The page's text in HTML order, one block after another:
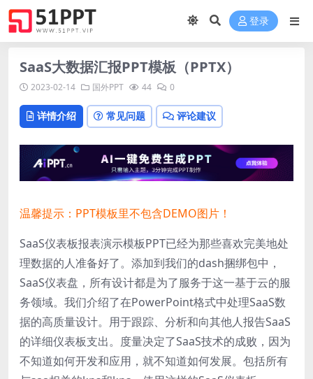
登录
SaaS大数据汇报PPT模板（PPTX）
2023-02-14 国外PPT 44 0
详情介绍 常见问题 评论建议
温馨提示：PPT模板里不包含DEMO图片！
SaaS仪表板报表演示模板PPT已经为那些喜欢完美地处
理数据的人准备好了。添加到我们的dash捆绑包中，
SaaS仪表盘，所有设计都是为了服务于这一基于云的服
务领域。我们介绍了在PowerPoint格式中处理SaaS数
据的高质量设计。用于跟踪、分析和向其他人报告SaaS
的详细仪表板支出。度量决定了SaaS技术的成败，因为
不知道如何开发和应用，就不知道如何发展。包括所有